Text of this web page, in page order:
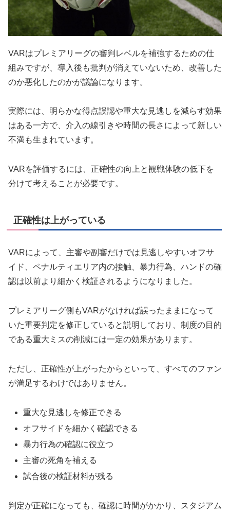
VARはプレミアリーグの審判レベルを補強するための仕
組みですが、導入後も批判が消えていないため、改善した
のか悪化したのかが議論になります。
実際には、明らかな得点誤認や重大な見逃しを減らす効果
はある一方で、介入の線引きや時間の長さによって新しい
不満も生まれています。
VARを評価するには、正確性の向上と観戦体験の低下を
分けて考えることが必要です。
正確性は上がっている
VARによって、主審や副審だけでは見逃しやすいオフサ
イド、ペナルティエリア内の接触、暴力行為、ハンドの確
認は以前より細かく検証されるようになりました。
プレミアリーグ側もVARがなければ誤ったままになって
いた重要判定を修正していると説明しており、制度の目的
である重大ミスの削減には一定の効果があります。
ただし、正確性が上がったからといって、すべてのファン
が満足するわけではありません。
重大な見逃しを修正できる
オフサイドを細かく確認できる
暴力行為の確認に役立つ
主審の死角を補える
試合後の検証材料が残る
判定が正確になっても、確認に時間がかかり、スタジアム